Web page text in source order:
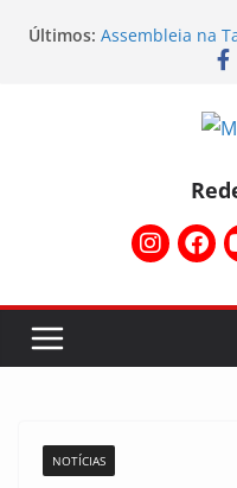
Últimos: Assembleia na
salarial e
Nota de repúdio
Conselho
Temporal
Assembleia na
2026/2027
NOTÍCIAS